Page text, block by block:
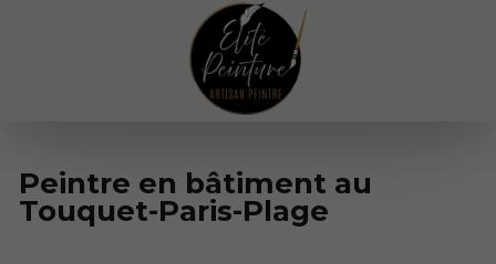
Peintre en bâtiment au
Touquet-Paris-Plage